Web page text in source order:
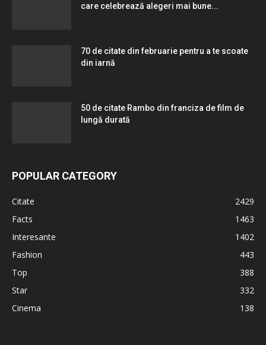
care celebrează alegeri mai bune...
70 de citate din februarie pentru a te scoate
din iarnă
50 de citate Rambo din franciza de film de
lungă durată
POPULAR CATEGORY
Citate
2429
Facts
1463
Interesante
1402
Fashion
443
Top
388
Star
332
Cinema
138